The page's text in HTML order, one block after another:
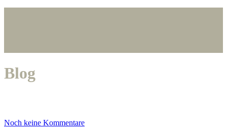
Blog
Noch keine Kommentare